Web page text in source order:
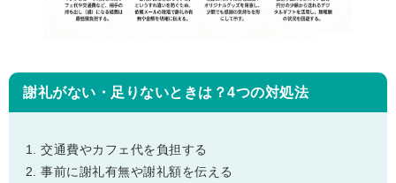
謝礼がない・足りないときは？4つの対処法
交通費やカフェ代を負担する
事前に謝礼有無や謝礼額を伝える